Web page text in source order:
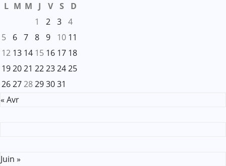
L M M J V S
D
1
2 3 4
5
6 7 8 9 10 11
12 13 14 15 16 17 18
192021 22232425
262728293031
« Avr
Juin »